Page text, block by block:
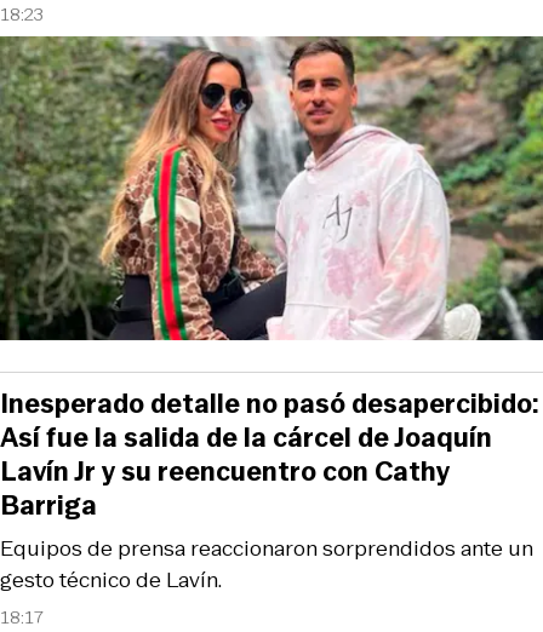
18:23
18:17
Equipos de prensa reaccionaron sorprendidos ante un
gesto técnico de Lavín.
Inesperado detalle no pasó desapercibido:
Así fue la salida de la cárcel de Joaquín
Lavín Jr y su reencuentro con Cathy
Barriga